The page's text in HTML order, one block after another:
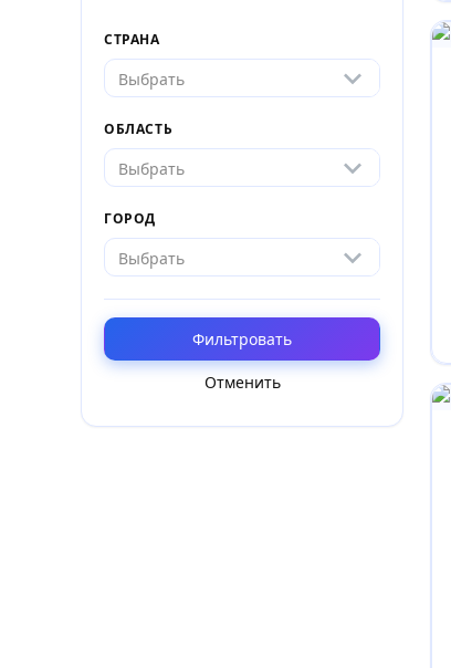
СТРАНА
Выбрать
ОБЛАСТЬ
Выбрать
ГОРОД
Выбрать
Фильтровать
Отменить